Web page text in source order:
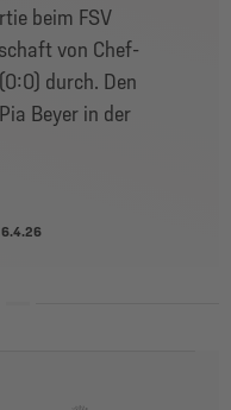
beim FSV
von Chef-
durch. Den
Beyer in der
6.4.26